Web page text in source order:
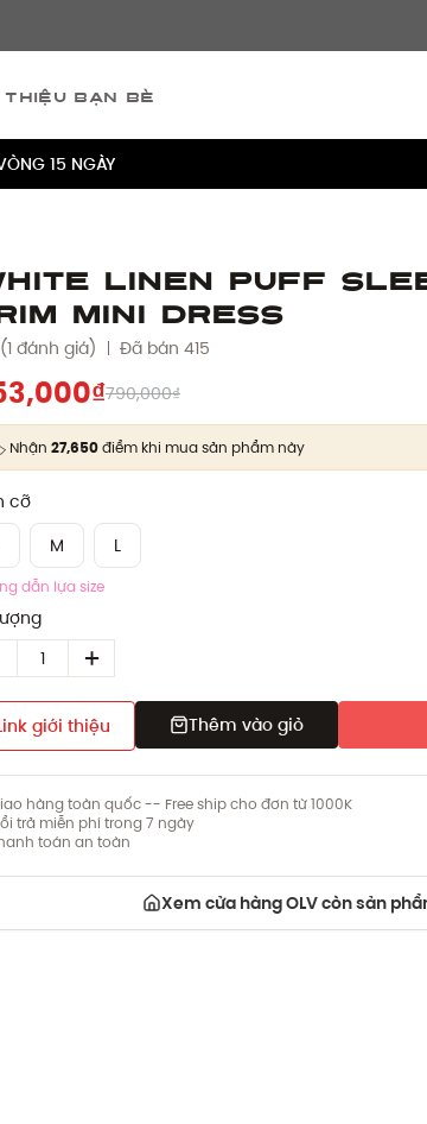
thiệu bạn bè
15 NGÀY
ĐƠN HÀNG
15 NGÀY
ĐƠN HÀNG
Linen Puff
Mini Dress
(1 đánh giá) Đã bán 415
790,000₫
Nhận 27,650điểm khi mua sản phẩm này
cỡ
M L
dẫn lựa size
giới thiệu Thêm vào giỏ
hàng toàn quốc -- Free ship cho đơn từ 1000K
trả miễn phí trong 7 ngày
toán an toàn
Xem cửa hàng OLV còn sản